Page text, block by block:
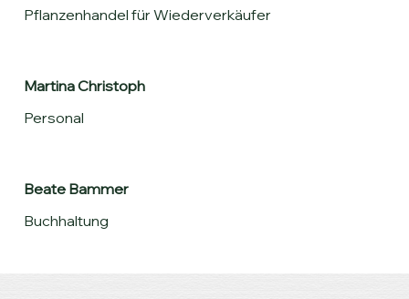
Pflanzenhandel für Wiederverkäufer
Martina Christoph
Personal
Beate Bammer
Buchhaltung